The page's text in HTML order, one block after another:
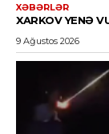
XƏBƏRLƏR
XARKOV YENƏ
9 Ağustos 2026